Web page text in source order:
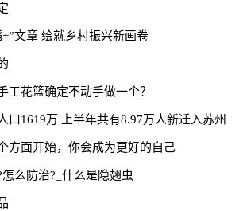
文章 绘就乡村振兴新画卷
工花篮确定不动手做一个？
口1619万 上半年共有8.97万人新迁入苏州
方面开始，你会成为更好的自己
么防治?_什么是隐翅虫